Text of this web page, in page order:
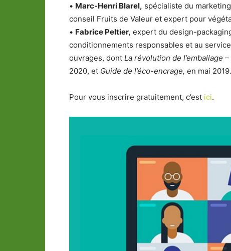
• Marc-Henri Blarel, spécialiste du
conseil Fruits de Valeur et expert pour
• Fabrice Peltier, expert du design-
conditionnements responsables et au
ouvrages, dont La révolution de l’emballage
2020, et Guide de l’éco-encrage, en mai 2019.
Pour vous inscrire gratuitement, c’est ici.